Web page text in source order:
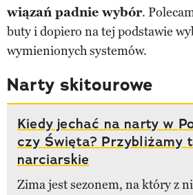
wiązań padnie wybór.
buty i dopiero na tej podstawie
wymienionych systemów.
Narty skitourowe
Kiedy jechać na narty w
czy Święta? Przybliżamy
narciarskie
Zima jest sezonem, na który z